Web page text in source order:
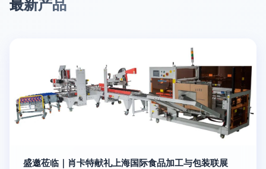
最新产品
盛邀莅临｜肖卡特献礼上海国际食品加工与包装联展